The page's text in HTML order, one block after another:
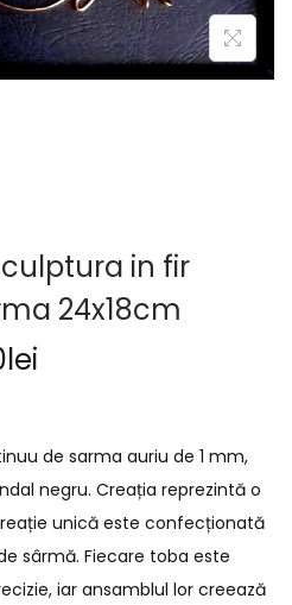
in fir
24x18cm
lei
de sarma auriu de 1 mm,
negru. Creația reprezintă o
unică este confecționată
sârmă. Fiecare toba este
iar ansamblul lor creează